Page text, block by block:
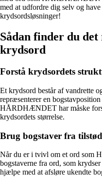
med at udfordre dig selv og
krydsordsløsninger!
Sådan finder du
krydsord
Forstå krydsordets
Et krydsord består af vandrette
repræsenterer en
HÅRDHÆNDET har måske
krydsordets størrelse.
Brug bogstaver fra
Når du er i tvivl om et ord som
bogstaverne fra ord, som
hjælpe med at afsløre ukendte